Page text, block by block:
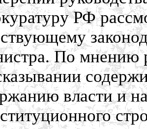
РФ
По мнению
власти и